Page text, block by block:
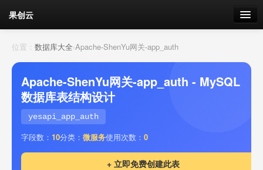
果创云
数据表单
API接口
云存储
流量 剩余接口流量
位置： 数据库大全›Apache-ShenYu网关-app_auth
Apache-ShenYu网关-app_auth - MySQL
数据库表结构设计
yesapi_app_auth
字段数： 10分类： 微服务使用次数： 0
+ 立即免费创建此表